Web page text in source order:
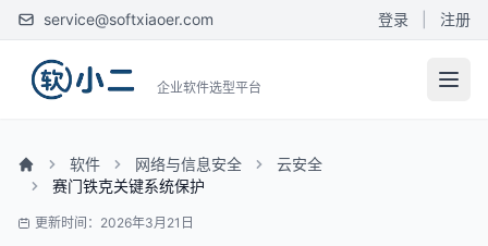
service@softxiaoer.com 登录 注册
企业软件选型平台
软件 网络与信息安全
云安全
赛门铁克关键系统保护
更新时间：2026年3月21日